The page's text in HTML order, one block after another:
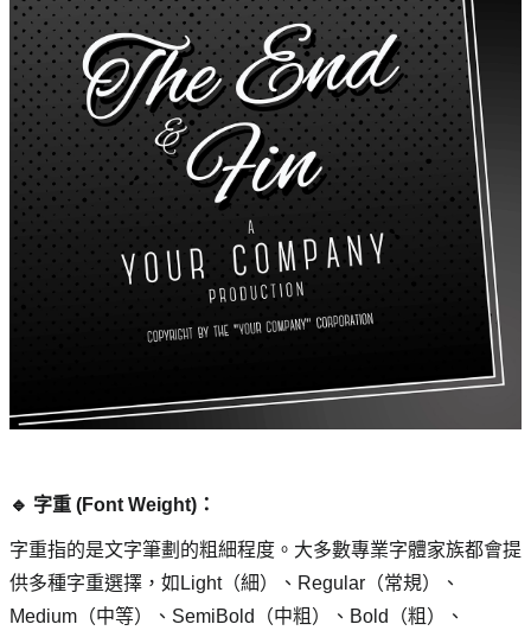
🔹 字重 (Font Weight)：
字重指的是文字筆劃的粗細程度。大多數專業字體家族都會提
供多種字重選擇，如Light（細）、Regular（常規）、
Medium（中等）、SemiBold（中粗）、Bold（粗）、